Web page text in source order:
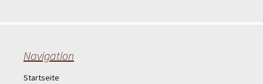
Navigation
Startseite